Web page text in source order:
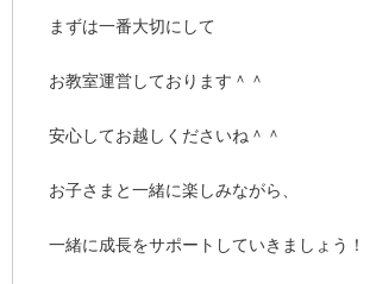
まずは一番大切にして
お教室運営しております＾＾
安心してお越しくださいね＾＾
お子さまと一緒に楽しみながら、
一緒に成長をサポートしていきましょう！